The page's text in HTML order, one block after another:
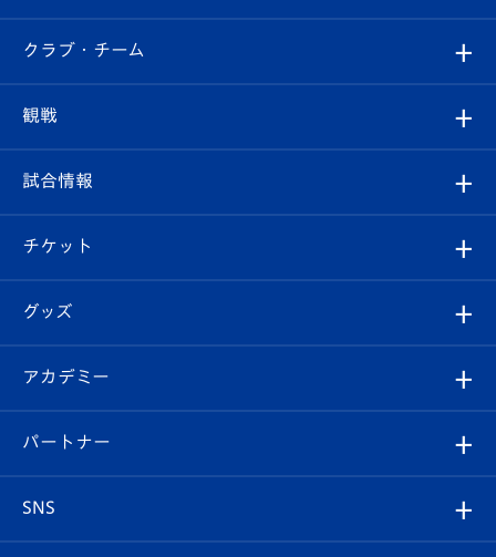
すべて
クラブ
試合情報
チケット
イベント
メディア
ホームタウン
クラブ・チーム
クラブ概要
エンブレム紹介
スタッフプロフィール
マスコット紹介
観戦
観戦ルール
はじめての観戦ガイド
Revive Team
ヴィヴィくんの長崎おもてなしガイド
試合情報
試合日程/結果
フォトギャラリー
スタジアムグルメ
チケット
チケット
V-LOVERS（ファンクラブ）
プレイヤーズスイート
グッズ
オンラインショップ
店舗情報
アカデミー
育成からのお知らせ
U-18
パートナー
SNS